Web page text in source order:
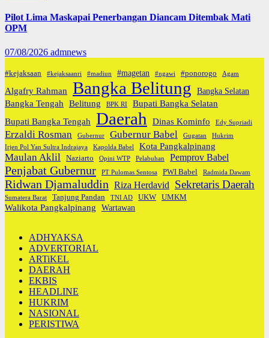
Pilot Lima Maskapai Penerbangan Diancam Ditembak Mati
OPM
07/08/2026 admnews
#kejaksaan #kejaksaanri #madiun #magetan #ngawi #ponorogo Agam
Algafry Rahman Bangka Belitung Bangka Selatan
Bangka Tengah Belitung BPK RI
Bupati Bangka Selatan
Bupati Bangka Tengah Daerah Dinas Kominfo Edy Supriadi
Erzaldi Rosman Gubernur Gubernur Babel Gugatan
Hukrim
Irjen Pol Yan Sultra Indrajaya
Kapolda Babel Kota Pangkalpinang
Maulan Aklil Naziarto Opini WTP Pelabuhan Pemprov Babel
Penjabat Gubernur PT Pulomas Sentosa PWI Babel Radmida Dawam
Ridwan Djamaluddin Riza Herdavid Sekretaris Daerah
Sumatera Barat Tanjung Pandan TNI AD UKW UMKM
Walikota Pangkalpinang Wartawan
ADHYAKSA
ADVERTORIAL
ARTiKEL
DAERAH
EKBIS
HEADLINE
HUKRIM
NASIONAL
PERISTIWA